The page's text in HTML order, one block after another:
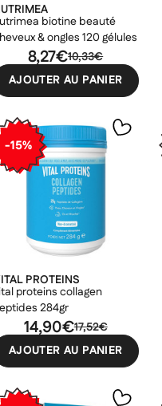
biotine beauté
& ongles 120 gélules
10,33€
8,27€
AJOUTER AU PANIER
-15%
PROTEINS
proteins collagen
284gr
17,52€
14,90€
AJOUTER AU PANIER